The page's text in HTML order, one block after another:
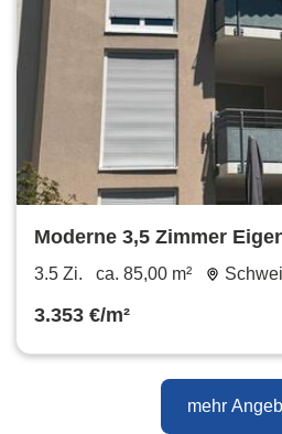
Moderne 3,5 Zimmer
3.5 Zi. ca. 85,00 m²
3.353 €/m²
mehr